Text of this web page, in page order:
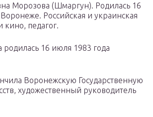
Морозова (Шмаргун). Родилась 16
Российская и украинская
кино, педагог.
родилась 16 июля 1983 года
Воронежскую Государственную
художественный руководитель